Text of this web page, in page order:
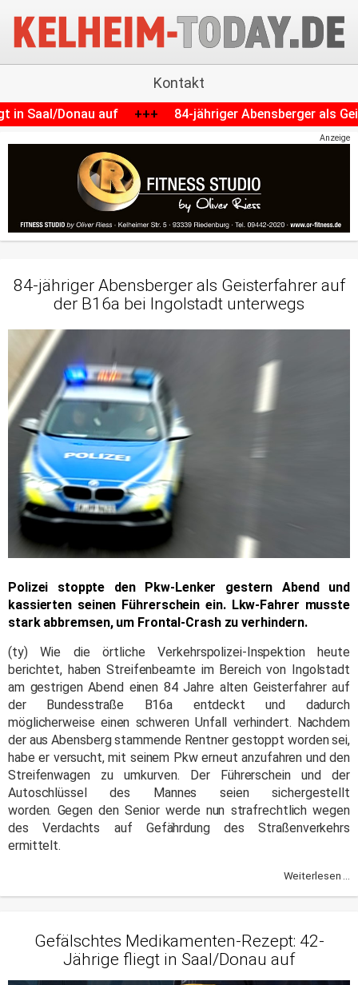
Kontakt
+++ 84-jähriger Abensberger als Geisterfahrer auf der
Anzeige
84-jähriger Abensberger als Geisterfahrer auf
der B16a bei Ingolstadt unterwegs
Polizei stoppte den Pkw-Lenker gestern Abend und
kassierten seinen Führerschein ein. Lkw-Fahrer musste
stark abbremsen, um Frontal-Crash zu verhindern.
(ty) Wie die örtliche Verkehrspolizei-Inspektion heute
berichtet, haben Streifenbeamte im Bereich von Ingolstadt
am gestrigen Abend einen 84 Jahre alten Geisterfahrer auf
der Bundesstraße B16a entdeckt und dadurch
möglicherweise einen schweren Unfall verhindert. Nachdem
der aus Abensberg stammende Rentner gestoppt worden sei,
habe er versucht, mit seinem Pkw erneut anzufahren und den
Streifenwagen zu umkurven. Der Führerschein und der
Autoschlüssel des Mannes seien sichergestellt
worden. Gegen den Senior werde nun strafrechtlich wegen
des Verdachts auf Gefährdung des Straßenverkehrs
ermittelt.
Weiterlesen ...
Gefälschtes Medikamenten-Rezept: 42-
Jährige fliegt in Saal/Donau auf